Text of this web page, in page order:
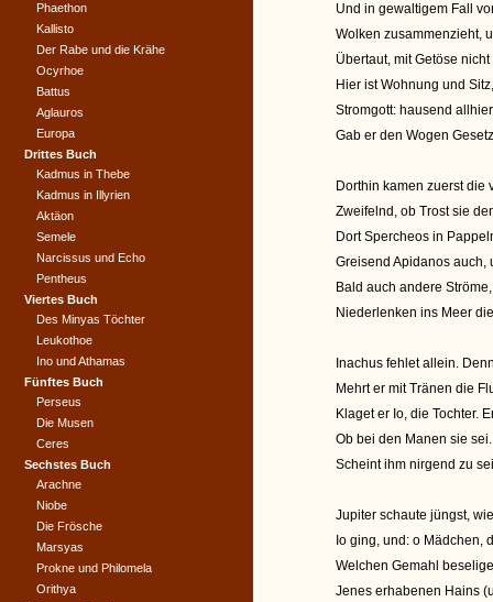
Und in gewaltigem Fall
Wolken zusammenzieht,
Übertaut, mit Getöse
Hier ist Wohnung und
Stromgott: hausend
Gab er den Wogen
Dorthin kamen zuerst die
Zweifelnd, ob Trost sie
Dort Spercheos in
Greisend Apidanos auch,
Bald auch andere
Niederlenken ins Meer
Inachus fehlet allein.
Mehrt er mit Tränen die
Klaget er Io, die Tochter.
Ob bei den Manen sie
Scheint ihm nirgend zu
Jupiter schaute jüngst,
Io ging, und: o Mädchen,
Welchen Gemahl
Jenes erhabenen Hains
Phaethon
Kallisto
Der Rabe und die Krähe
Ocyrhoe
Battus
Aglauros
Europa
Drittes Buch
Kadmus in Thebe
Kadmus in Illyrien
Aktäon
Semele
Narcissus und Echo
Pentheus
Viertes Buch
Des Minyas Töchter
Leukothoe
Ino und Athamas
Fünftes Buch
Perseus
Die Musen
Ceres
Sechstes Buch
Arachne
Niobe
Die Frösche
Marsyas
Prokne und Philomela
Orithya